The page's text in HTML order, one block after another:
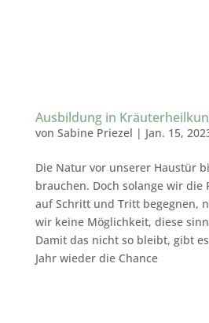
Ausbildung in
von Sabine Priezel | Jan. 15,
Die Natur vor unserer Haustür
brauchen. Doch solange wir die
auf Schritt und Tritt begegnen,
wir keine Möglichkeit, diese
Damit das nicht so bleibt, gibt
Jahr wieder die Chance